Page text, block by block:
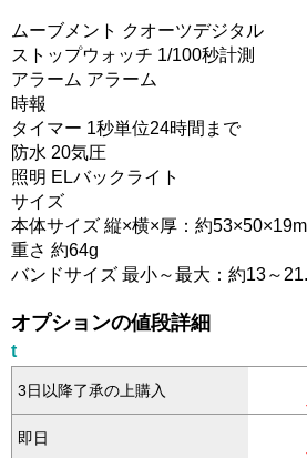
ムーブメント クオーツデジタル
ストップウォッチ 1/100秒計測
アラーム アラーム
時報
タイマー 1秒単位24時間まで
防水 20気圧
照明 ELバックライト
サイズ
本体サイズ 縦×横×厚：約
重さ 約64g
バンドサイズ 最小～最大：約13～
オプションの値段詳細
t
3日以降了承の上購入
即日